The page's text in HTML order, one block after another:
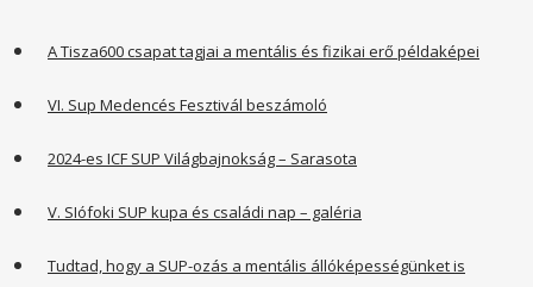
A Tisza600 csapat tagjai a mentális és fizikai erő példaképei
VI. Sup Medencés Fesztivál beszámoló
2024-es ICF SUP Világbajnokság – Sarasota
V. SIófoki SUP kupa és családi nap – galéria
Tudtad, hogy a SUP-ozás a mentális állóképességünket is